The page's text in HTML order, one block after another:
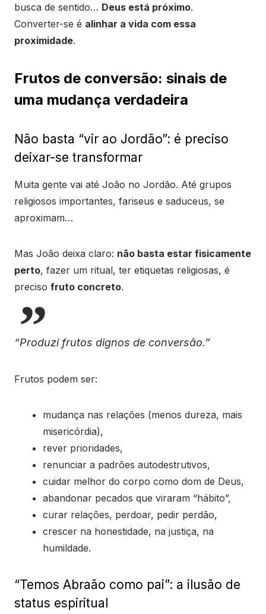
busca de sentido… Deus está próximo.
Converter-se é alinhar a vida com essa
proximidade.
Frutos de conversão: sinais de
uma mudança verdadeira
Não basta “vir ao Jordão”: é preciso
deixar-se transformar
Muita gente vai até João no Jordão. Até grupos
religiosos importantes, fariseus e saduceus, se
aproximam…
Mas João deixa claro: não basta estar fisicamente
perto, fazer um ritual, ter etiquetas religiosas, é
preciso fruto concreto.
“Produzi frutos dignos de conversão.”
Frutos podem ser:
mudança nas relações (menos dureza, mais
misericórdia),
rever prioridades,
renunciar a padrões autodestrutivos,
cuidar melhor do corpo como dom de Deus,
abandonar pecados que viraram “hábito”,
curar relações, perdoar, pedir perdão,
crescer na honestidade, na justiça, na
humildade.
“Temos Abraão como pai”: a ilusão de
status espiritual